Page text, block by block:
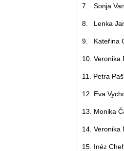
7. Sonja
8. Lenka
9. Kateřina
10. Veronika
11. Petra
12. Eva
13. Monika
14. Veronika
15. Inéz